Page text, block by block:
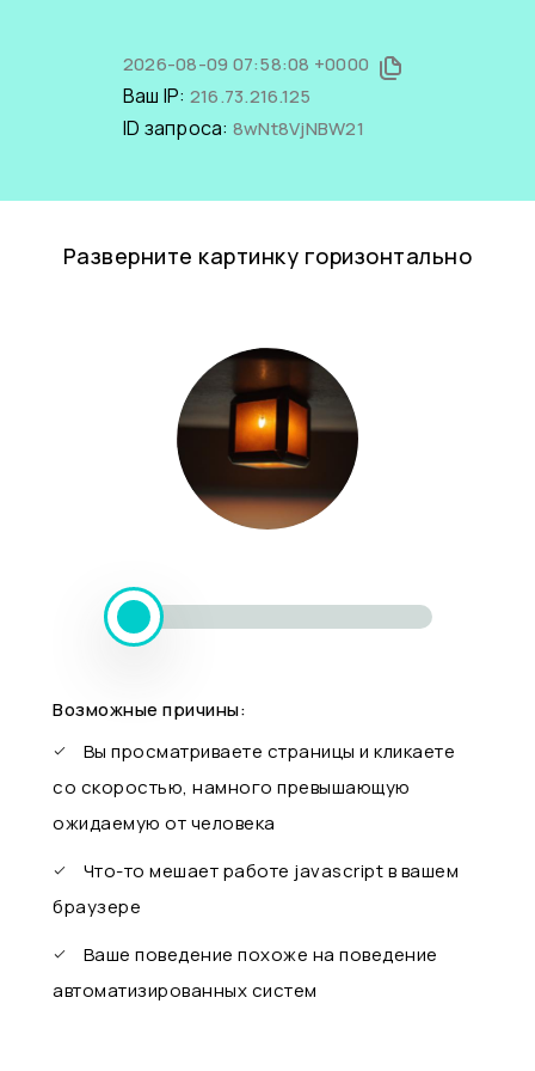
2026-08-09 07:58:08 +0000
Ваш IP: 216.73.216.125
ID запроса: 8wNt8VjNBW21
Разверните картинку горизонтально
Возможные причины:
Вы просматриваете страницы и кликаете
со скоростью, намного превышающую
ожидаемую от человека
Что-то мешает работе javascript в вашем
браузере
Ваше поведение похоже на поведение
автоматизированных систем